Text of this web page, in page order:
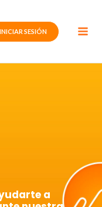
INICIAR SESIÓN
a